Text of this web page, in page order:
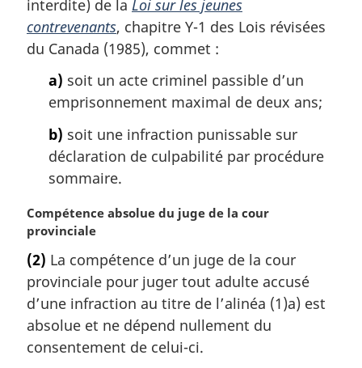
interdite) de la Loi sur les jeunes
contrevenants, chapitre Y-1 des Lois révisées
du Canada (1985), commet :
a) soit un acte criminel passible d’un
emprisonnement maximal de deux ans;
b) soit une infraction punissable sur
déclaration de culpabilité par procédure
sommaire.
N
o
e
m
a
r
i
Compétence absolue du juge de la cour
provinciale
(2) La compétence d’un juge de la cour
provinciale pour juger tout adulte accusé
d’une infraction au titre de l’alinéa (1)a) est
absolue et ne dépend nullement du
consentement de celui-ci.